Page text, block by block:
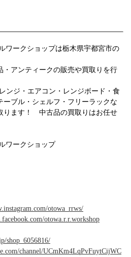
ワークショップは栃木県宇都宮市の
・アンティークの販売や買取りを行
ンジ・エアコン・レンジボード・食
ーブル・シェルフ・フリーラックな
ります！ 中古品の買取りはお任せ
ワークショップ
otowa_rrws/
otowa.r.r.workshop
shop_6056816/
channel/UCmKm4LqPvFuytCijWC